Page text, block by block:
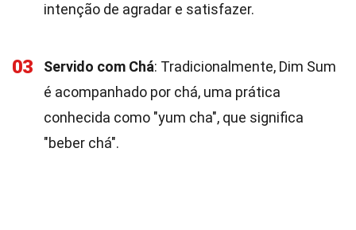
intenção de agradar e satisfazer.
03 Servido com Chá: Tradicionalmente, Dim Sum
é acompanhado por chá, uma prática
conhecida como "yum cha", que significa
"beber chá".